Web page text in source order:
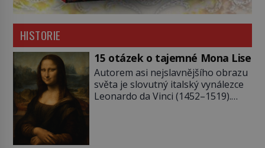
HISTORIE
15 otázek o tajemné Mona Lise
Autorem asi nejslavnějšího obrazu
světa je slovutný italský vynálezce
Leonardo da Vinci (1452–1519).